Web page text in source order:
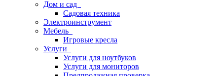
Дом и сад
Садовая техника
Электроинструмент
Мебель
Игровые кресла
Услуги
Услуги для ноутбуков
Услуги для мониторов